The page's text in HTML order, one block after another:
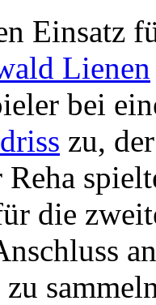
Einsatz
Lienen
bei
zu,
Reha
die